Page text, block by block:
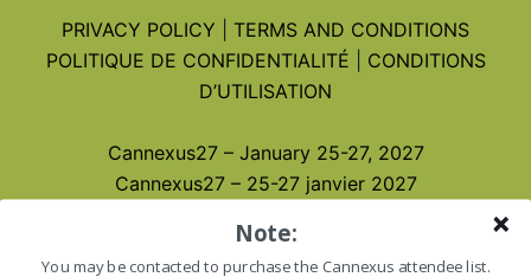
PRIVACY POLICY
TERMS AND CONDITIONS
POLITIQUE DE CONFIDENTIALITÉ
CONDITIONS
D’UTILISATION
Cannexus27 – January 25-27, 2027
Cannexus27 – 25-27 janvier 2027
Note:
You may be contacted to purchase the Cannexus attendee list.